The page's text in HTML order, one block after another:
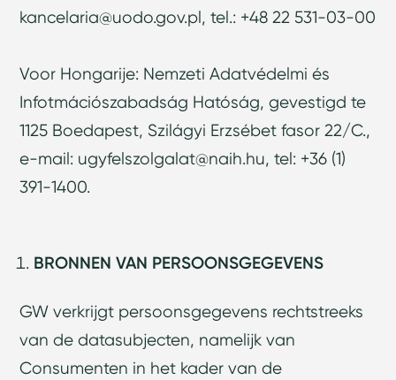
kancelaria@uodo.gov.pl, tel.: +48 22 531-03-00
Voor Hongarije: Nemzeti Adatvédelmi és
Infotmációszabadság Hatóság, gevestigd te
1125 Boedapest, Szilágyi Erzsébet fasor 22/C.,
e-mail: ugyfelszolgalat@naih.hu, tel: +36 (1)
391-1400.
BRONNEN VAN PERSOONSGEGEVENS
GW verkrijgt persoonsgegevens rechtstreeks
van de datasubjecten, namelijk van
Consumenten in het kader van de